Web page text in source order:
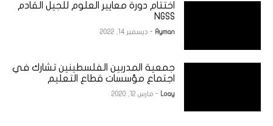
اختتام دورة معايير العلوم للجيل القادم
NGSS
Ayman - ديسمبر 14, 2022
جمعية المدربين الفلسطينين تشارك في
اجتماع مؤسسات قطاع التعليم
Loay - مارس 12, 2020